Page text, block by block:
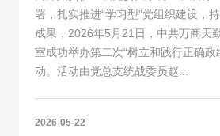
署，扎实推进“学习型”党组织建设，
成果，2026年5月21日，中共万商天
室成功举办第二次“树立和践行正确政
动。活动由党总支统战委员赵...
2026-05-22